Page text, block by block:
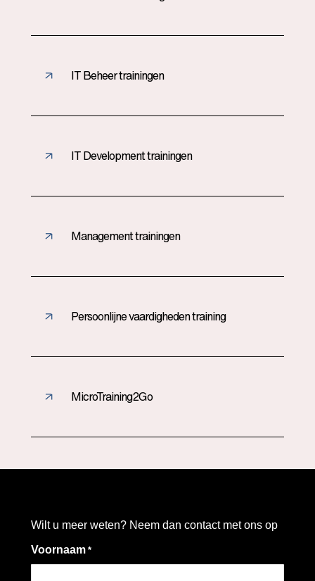
IT Beheer trainingen
IT Development trainingen
Management trainingen
Persoonlijne vaardigheden training
MicroTraining2Go
Wilt u meer weten? Neem dan contact met ons op
Voornaam *